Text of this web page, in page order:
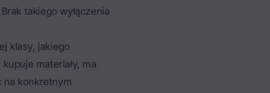
takiego wyłączenia
klasy, jakiego
materiały, ma
na konkretnym